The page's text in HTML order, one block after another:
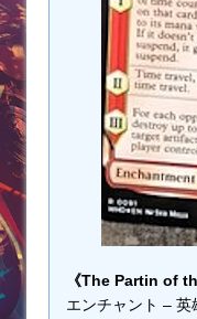
《The Partin of
エンチャント – 英